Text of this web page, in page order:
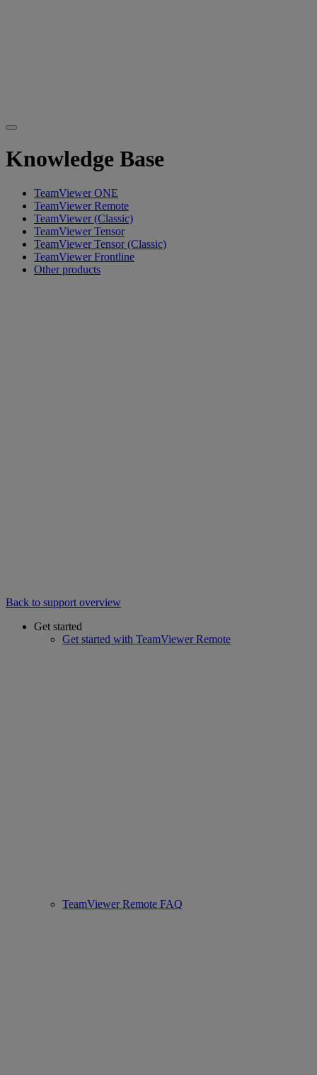
Knowledge Base
TeamViewer ONE
TeamViewer Remote
TeamViewer (Classic)
TeamViewer Tensor
TeamViewer Tensor (Classic)
TeamViewer Frontline
Other products
Back to support overview
Get started
Get started with TeamViewer Remote
TeamViewer Remote FAQ